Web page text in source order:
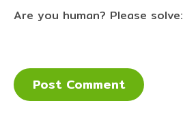
Are you human? Please solve: